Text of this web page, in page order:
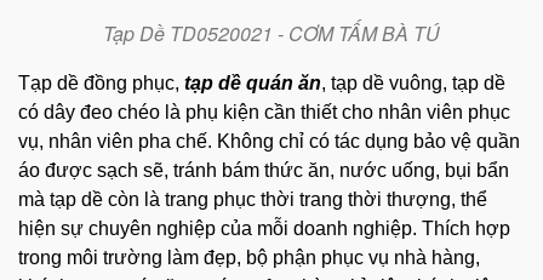
Tạp Dề TD0520021 - CƠM TẤM BÀ TÚ
Tạp dề đồng phục, tạp dề quán ăn, tạp dề vuông, tạp dề
có dây đeo chéo là phụ kiện cần thiết cho nhân viên phục
vụ, nhân viên pha chế. Không chỉ có tác dụng bảo vệ quần
áo được sạch sẽ, tránh bám thức ăn, nước uống, bụi bẩn
mà tạp dề còn là trang phục thời trang thời thượng, thể
hiện sự chuyên nghiệp của mỗi doanh nghiệp. Thích hợp
trong môi trường làm đẹp, bộ phận phục vụ nhà hàng,